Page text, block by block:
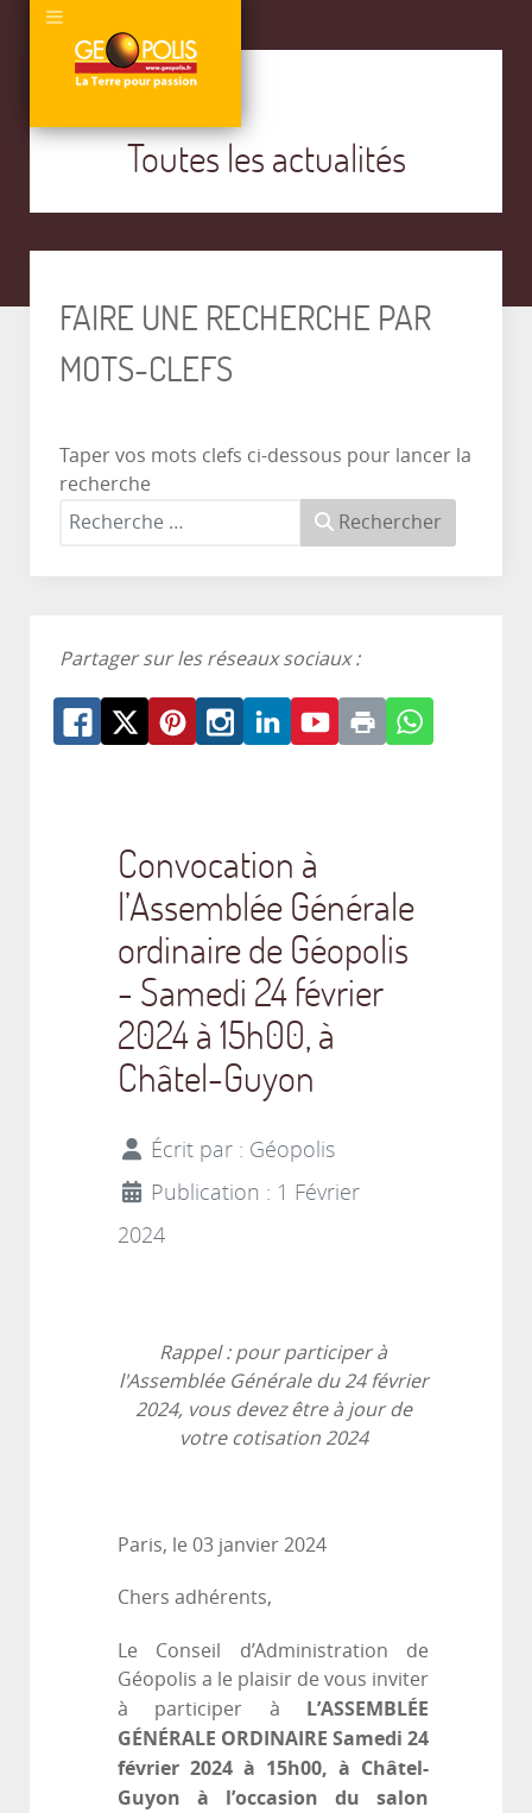
Toutes les actualités
FAIRE UNE RECHERCHE PAR
MOTS-CLEFS
Taper vos mots clefs ci-dessous pour lancer la
recherche
Rechercher
Partager sur les réseaux sociaux :
Convocation à
l’Assemblée Générale
ordinaire de Géopolis
- Samedi 24 février
2024 à 15h00, à
Châtel-Guyon
Écrit par : Géopolis
Publication : 1 Février
2024
Rappel : pour participer à
l'Assemblée Générale du 24 février
2024, vous devez être à jour de
votre cotisation 2024
Paris, le 03 janvier 2024
Chers adhérents,
Le Conseil d’Administration de
Géopolis a le plaisir de vous inviter
à participer à L’ASSEMBLÉE
GÉNÉRALE ORDINAIRE Samedi 24
février 2024 à 15h00, à Châtel-
Guyon
à l’occasion du salon